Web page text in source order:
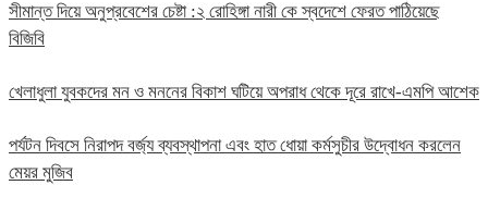
সীমান্ত দিয়ে অনুপ্রবেশের চেষ্টা :২ রোহিঙ্গা নারী কে স্বদেশে ফেরত পাঠিয়েছে
বিজিবি
খেলাধুলা যুবকদের মন ও মননের বিকাশ ঘটিয়ে অপরাধ থেকে দূরে রাখে-এমপি আশেক
পর্যটন দিবসে নিরাপদ বর্জ্য ব্যবস্থাপনা এবং হাত ধোয়া কর্মসুচীর উদ্বোধন করলেন
মেয়র মুজিব